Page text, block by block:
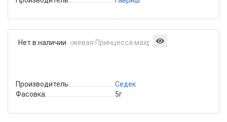
Нет в наличии
Производитель:
Седек
Фасовка:
5г